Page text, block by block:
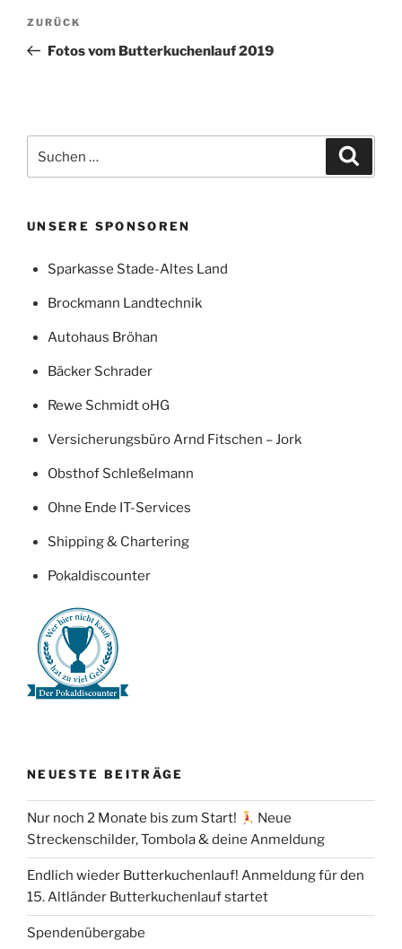
Beitragsnavigation
Vorheriger
Beitrag
ZURÜCK
Fotos vom Butterkuchenlauf 2019
nach:
UNSERE SPONSOREN
Sparkasse Stade-Altes Land
Brockmann Landtechnik
Autohaus Bröhan
Bäcker Schrader
Rewe Schmidt oHG
Versicherungsbüro Arnd Fitschen – Jork
Obsthof Schleßelmann
Ohne Ende IT-Services
Shipping & Chartering
Pokaldiscounter
NEUESTE BEITRÄGE
Nur noch 2 Monate bis zum Start!
Neue
Streckenschilder, Tombola & deine Anmeldung
Endlich wieder Butterkuchenlauf! Anmeldung für den
15. Altländer Butterkuchenlauf startet
Spendenübergabe